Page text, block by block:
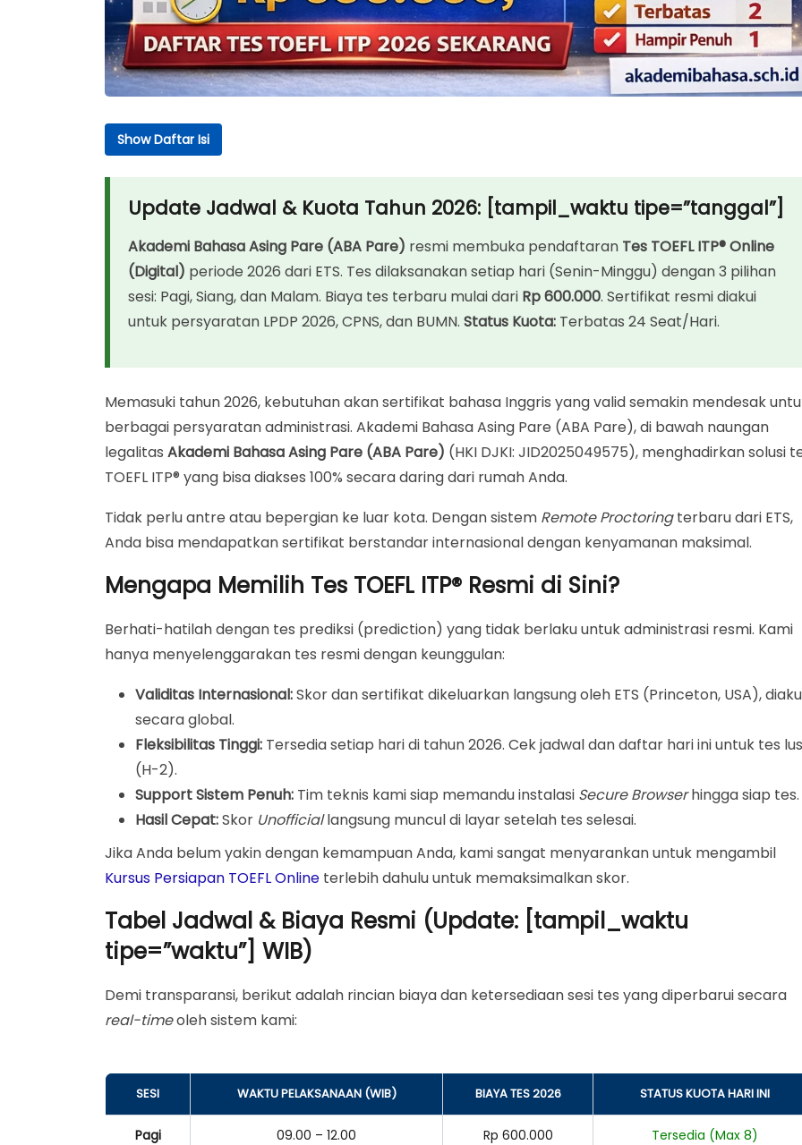
Show Daftar Isi
Update Jadwal & Kuota Tahun 2026: [tampil_waktu tipe=”tanggal”]
Mengapa Memilih Tes TOEFL ITP® Resmi di Sini?
Tabel Jadwal & Biaya Resmi (Update: [tampil_waktu tipe=”waktu”] WIB)
Tips Memilih Sesi Tes
Persyaratan Teknis & Dokumen
Amankan Kuota Anda Sekarang!
Update Jadwal & Kuota Tahun 2026: [tampil_waktu tipe=”tanggal”]
Akademi Bahasa Asing Pare (ABA Pare) resmi membuka pendaftaran Tes TOEFL ITP® Online
(Digital) periode 2026 dari ETS. Tes dilaksanakan setiap hari (Senin-Minggu) dengan 3 pilihan
sesi: Pagi, Siang, dan Malam. Biaya tes terbaru mulai dari Rp 600.000. Sertifikat resmi diakui
untuk persyaratan LPDP 2026, CPNS, dan BUMN. Status Kuota: Terbatas 24 Seat/Hari.
Memasuki tahun 2026, kebutuhan akan sertifikat bahasa Inggris yang valid semakin mendesak
berbagai persyaratan administrasi. Akademi Bahasa Asing Pare (ABA Pare), di bawah naungan
legalitas Akademi Bahasa Asing Pare (ABA Pare) (HKI DJKI: JID2025049575), menghadirkan solusi
TOEFL ITP® yang bisa diakses 100% secara daring dari rumah Anda.
Tidak perlu antre atau bepergian ke luar kota. Dengan sistem Remote Proctoringterbaru dari ETS,
Anda bisa mendapatkan sertifikat berstandar internasional dengan kenyamanan maksimal.
Mengapa Memilih Tes TOEFL ITP® Resmi di Sini?
Berhati-hatilah dengan tes prediksi (prediction) yang tidak berlaku untuk administrasi resmi. Kami
hanya menyelenggarakan tes resmi dengan keunggulan:
Validitas Internasional:Skor dan sertifikat dikeluarkan langsung oleh ETS (Princeton, USA),
secara global.
Fleksibilitas Tinggi: Tersedia setiap hari di tahun 2026. Cek jadwal dan daftar hari ini untuk tes
(H-2).
Support Sistem Penuh: Tim teknis kami siap memandu instalasi Secure Browserhingga siap tes.
Hasil Cepat:Skor Unofficiallangsung muncul di layar setelah tes selesai.
Jika Anda belum yakin dengan kemampuan Anda, kami sangat menyarankan untuk mengambil
Kursus Persiapan TOEFL Online terlebih dahulu untuk memaksimalkan skor.
Tabel Jadwal & Biaya Resmi (Update: [tampil_waktu
tipe=”waktu”] WIB)
Demi transparansi, berikut adalah rincian biaya dan ketersediaan sesi tes yang diperbarui secara
real-timeoleh sistem kami:
SESI WAKTU PELAKSANAAN (WIB) BIAYA TES 2026 STATUS KUOTA HARI INI
Pagi 09.00 – 12.00 Rp 600.000 Tersedia (Max 8)